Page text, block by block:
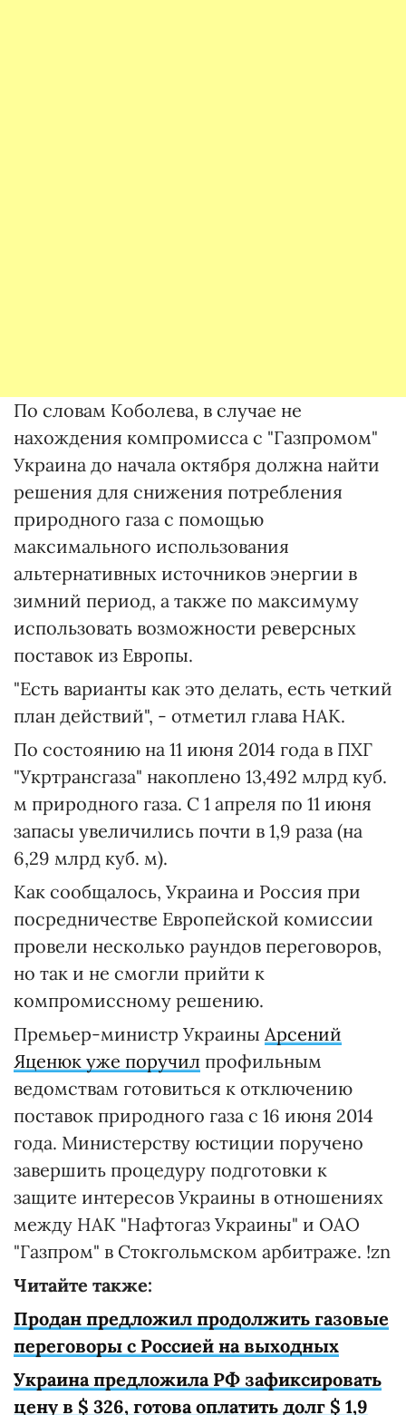
По словам Коболева, в случае не
нахождения компромисса с "Газпромом"
Украина до начала октября должна найти
решения для снижения потребления
природного газа с помощью
максимального использования
альтернативных источников энергии в
зимний период, а также по максимуму
использовать возможности реверсных
поставок из Европы.
"Есть варианты как это делать, есть четкий
план действий", - отметил глава НАК.
По состоянию на 11 июня 2014 года в ПХГ
"Укртрансгаза" накоплено 13,492 млрд куб.
м природного газа. С 1 апреля по 11 июня
запасы увеличились почти в 1,9 раза (на
6,29 млрд куб. м).
Как сообщалось, Украина и Россия при
посредничестве Европейской комиссии
провели несколько раундов переговоров,
но так и не смогли прийти к
компромиссному решению.
Премьер-министр Украины Арсений
Яценюк уже поручил профильным
ведомствам готовиться к отключению
поставок природного газа с 16 июня 2014
года. Министерству юстиции поручено
завершить процедуру подготовки к
защите интересов Украины в отношениях
между НАК "Нафтогаз Украины" и ОАО
"Газпром" в Стокгольмском арбитраже. !zn
Читайте также:
Продан предложил продолжить газовые
переговоры с Россией на выходных
Украина предложила РФ зафиксировать
цену в $ 326, готова оплатить долг $ 1,9